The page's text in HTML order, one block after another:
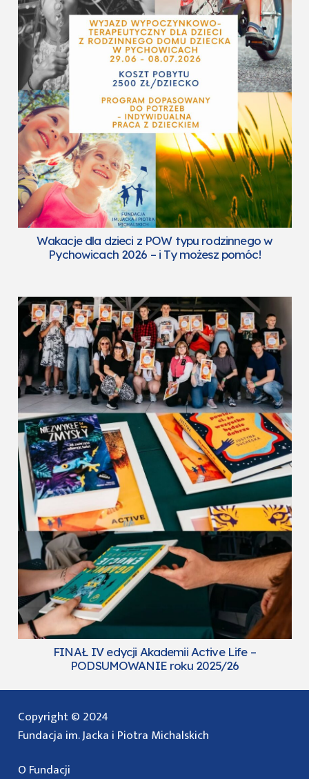
Wakacje dla dzieci z POW typu rodzinnego w
Pychowicach 2026 – i Ty możesz pomóc!
FINAŁ IV edycji Akademii Active Life –
PODSUMOWANIE roku 2025/26
Copyright © 2024
Fundacja im. Jacka i Piotra Michalskich
O Fundacji